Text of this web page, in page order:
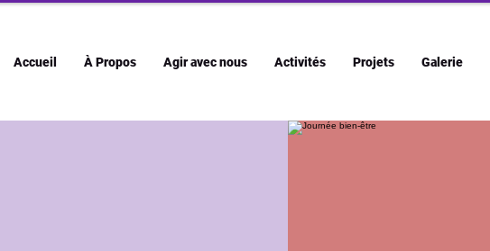
Accueil À Propos Agir avec nous Activités Projets Galerie